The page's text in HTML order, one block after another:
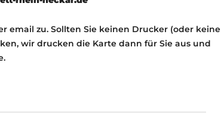
email zu. Sollten Sie keinen Drucker (oder keine
wir drucken die Karte dann für Sie aus und